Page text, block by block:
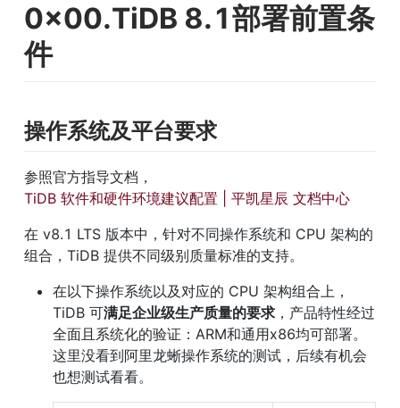
0x00.TiDB 8.1部署前置条
件
操作系统及平台要求
参照官方指导文档，
TiDB 软件和硬件环境建议配置 | 平凯星辰 文档中心
在 v8.1 LTS 版本中，针对不同操作系统和 CPU 架构的
组合，TiDB 提供不同级别质量标准的支持。
在以下操作系统以及对应的 CPU 架构组合上，
TiDB 可满足企业级生产质量的要求 ，产品特性经过
全面且系统化的验证：ARM和通用x86均可部署。
这里没看到阿里龙蜥操作系统的测试，后续有机会
也想测试看看。